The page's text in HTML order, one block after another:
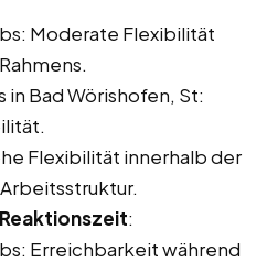
Moderate Flexibilität
in Bad Wörishofen, St:
Flexibilität innerhalb der
:
Erreichbarkeit während